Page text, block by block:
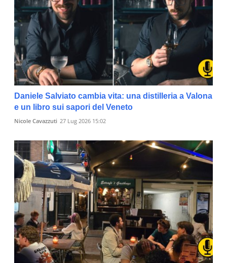
Daniele Salviato cambia vita: una distilleria a Valona
e un libro sui sapori del Veneto
Nicole Cavazzuti 27 Lug 2026 15:02